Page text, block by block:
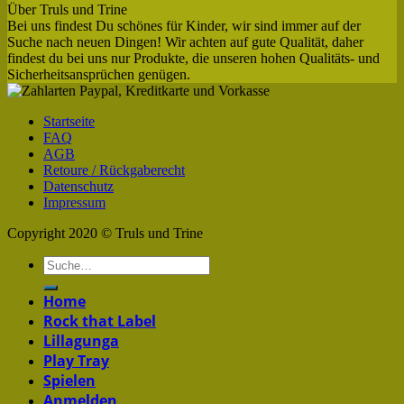
Über Truls und Trine
Bei uns findest Du schönes für Kinder, wir sind immer auf der
Suche nach neuen Dingen! Wir achten auf gute Qualität, daher
findest du bei uns nur Produkte, die unseren hohen Qualitäts- und
Sicherheitsansprüchen genügen.
Startseite
FAQ
AGB
Retoure / Rückgaberecht
Datenschutz
Impressum
Copyright 2020 © Truls und Trine
Home
Rock that Label
Lillagunga
Play Tray
Spielen